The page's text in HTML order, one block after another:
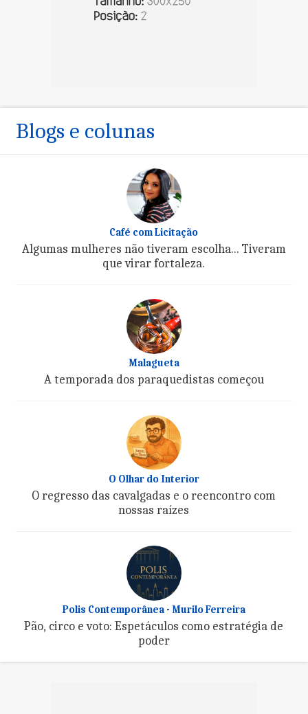
Blogs e colunas
Café com Licitação
Algumas mulheres não tiveram escolha... Tiveram
que virar fortaleza.
Malagueta
A temporada dos paraquedistas começou
O Olhar do Interior
O regresso das cavalgadas e o reencontro com
nossas raízes
Polis Contemporânea - Murilo Ferreira
Pão, circo e voto: Espetáculos como estratégia de
poder